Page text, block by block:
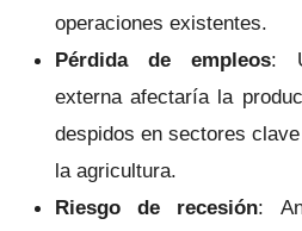
operaciones existentes.
Pérdida de empleos:
externa afectaría la
despidos en sectores
la agricultura.
Riesgo de recesión: